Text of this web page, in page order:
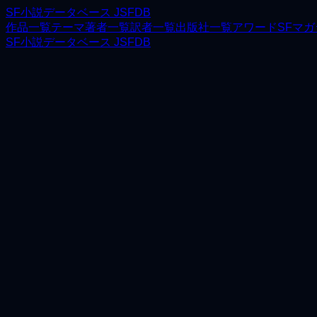
SF小説データベース JSFDB
作品一覧テーマ著者一覧訳者一覧出版社一覧アワードSFマガ
SF小説データベース JSFDB